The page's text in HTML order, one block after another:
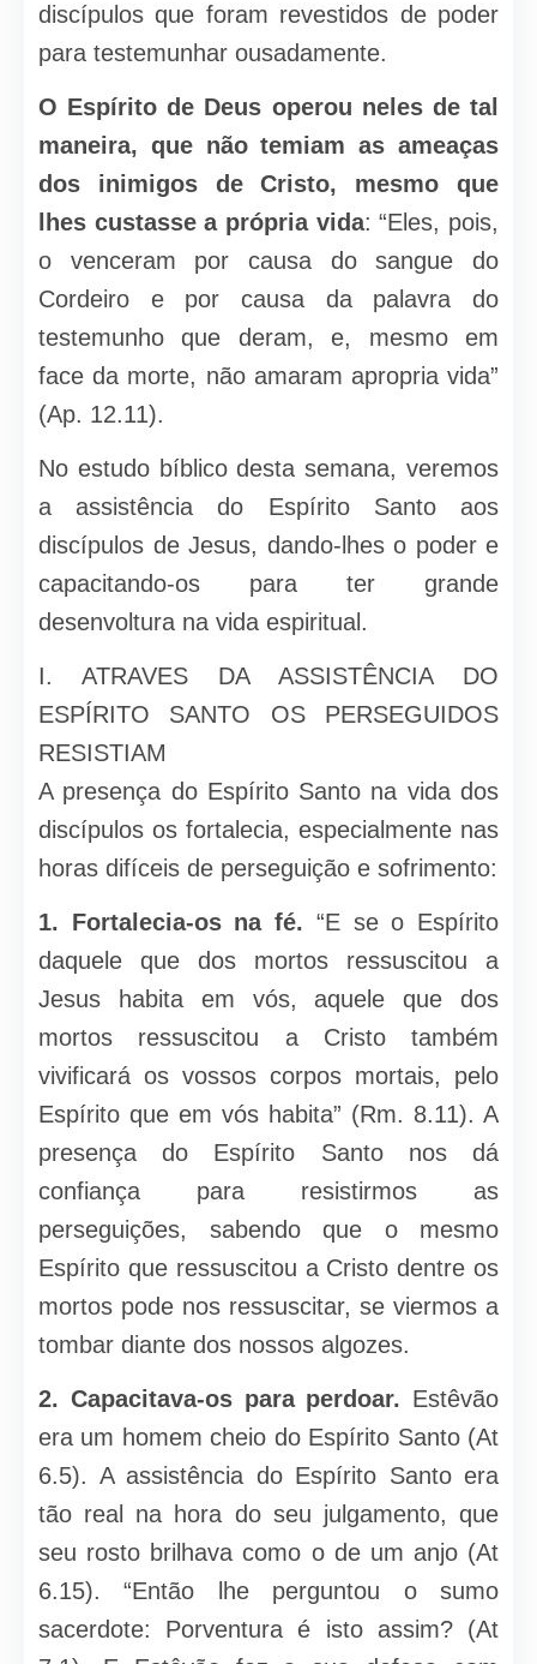
discípulos que foram revestidos de poder
para testemunhar ousadamente.
O Espírito de Deus operou neles de tal
maneira, que não temiam as ameaças
dos inimigos de Cristo, mesmo que
lhes custasse a própria vida: “Eles, pois,
o venceram por causa do sangue do
Cordeiro e por causa da palavra do
testemunho que deram, e, mesmo em
face da morte, não amaram apropria vida”
(Ap. 12.11).
No estudo bíblico desta semana, veremos
a assistência do Espírito Santo aos
discípulos de Jesus, dando-lhes o poder e
capacitando-os para ter grande
desenvoltura na vida espiritual.
I. ATRAVES DA ASSISTÊNCIA DO
ESPÍRITO SANTO OS PERSEGUIDOS
RESISTIAM
A presença do Espírito Santo na vida dos
discípulos os fortalecia, especialmente nas
horas difíceis de perseguição e sofrimento:
1. Fortalecia-os na fé. “E se o Espírito
daquele que dos mortos ressuscitou a
Jesus habita em vós, aquele que dos
mortos ressuscitou a Cristo também
vivificará os vossos corpos mortais, pelo
Espírito que em vós habita” (Rm. 8.11). A
presença do Espírito Santo nos dá
confiança para resistirmos as
perseguições, sabendo que o mesmo
Espírito que ressuscitou a Cristo dentre os
mortos pode nos ressuscitar, se viermos a
tombar diante dos nossos algozes.
2. Capacitava-os para perdoar. Estêvão
era um homem cheio do Espírito Santo (At
6.5). A assistência do Espírito Santo era
tão real na hora do seu julgamento, que
seu rosto brilhava como o de um anjo (At
6.15). “Então lhe perguntou o sumo
sacerdote: Porventura é isto assim? (At